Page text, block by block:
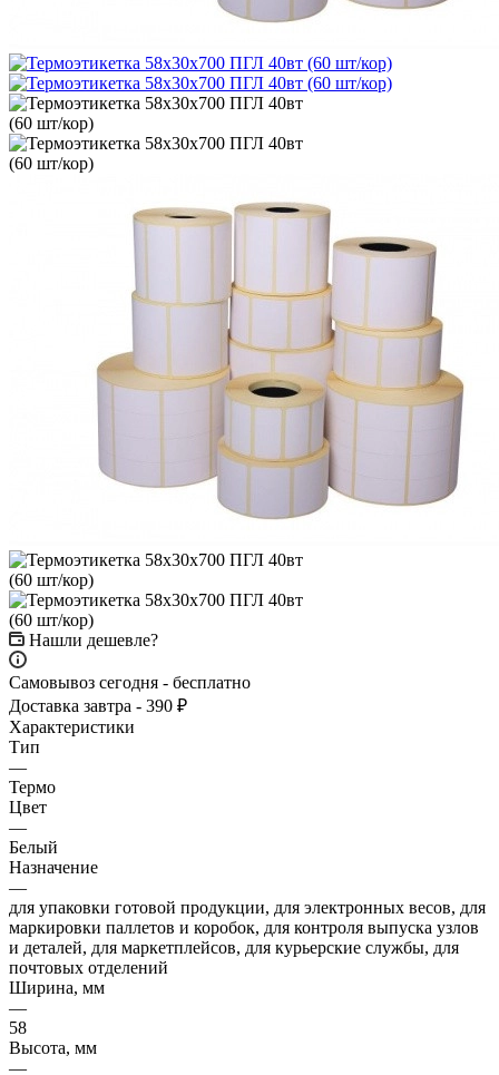
Нашли дешевле?
Самовывоз сегодня - бесплатно
Доставка завтра - 390 ₽
Характеристики
Тип
—
Термо
Цвет
—
Белый
Назначение
—
для упаковки готовой продукции, для электронных весов, для
маркировки паллетов и коробок, для контроля выпуска узлов
и деталей, для маркетплейсов, для курьерские службы, для
почтовых отделений
Ширина, мм
—
58
Высота, мм
—